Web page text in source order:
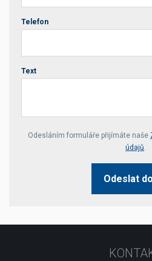
Telefon
Text
Your website *
Odesláním formuláře přijímáte naše
údajů.
Odeslat